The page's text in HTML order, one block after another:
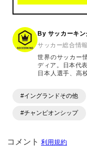
By サッカーキン
サッカー総合情
世界のサッカー
ディア。日本代
日本人選手、高
ます。「X」「
#イングランドその他
#チャンピオンシップ